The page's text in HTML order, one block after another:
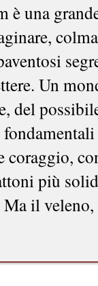
è una
Un
del
più
il